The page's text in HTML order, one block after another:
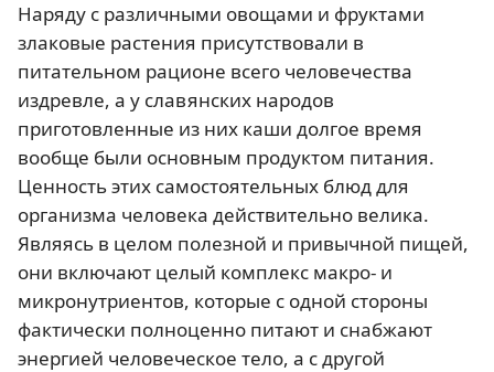
Наряду с различными овощами и фруктами
злаковые растения присутствовали в
питательном рационе всего человечества
издревле, а у славянских народов
приготовленные из них каши долгое время
вообще были основным продуктом питания.
Ценность этих самостоятельных блюд для
организма человека действительно велика.
Являясь в целом полезной и привычной пищей,
они включают целый комплекс макро- и
микронутриентов, которые с одной стороны
фактически полноценно питают и снабжают
энергией человеческое тело, а с другой